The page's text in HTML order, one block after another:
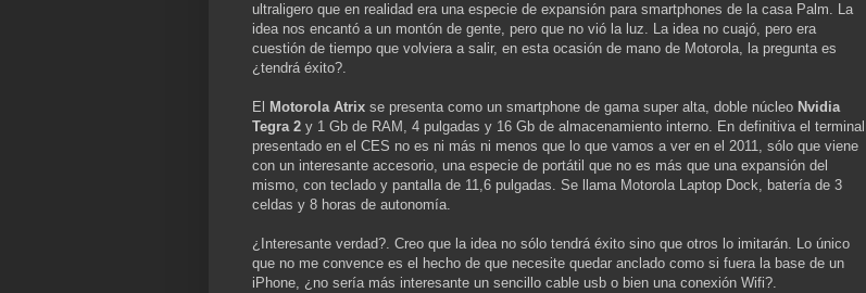
ultraligero que en realidad era una especie de expansión para smartphones de la casa Palm. La
idea nos encantó a un montón de gente, pero que no vió la luz. La idea no cuajó, pero era
cuestión de tiempo que volviera a salir, en esta ocasión de mano de Motorola, la pregunta es
¿tendrá éxito?.
El Motorola Atrix se presenta como un smartphone de gama super alta, doble núcleo Nvidia
Tegra 2 y 1 Gb de RAM, 4 pulgadas y 16 Gb de almacenamiento interno. En definitiva el terminal
presentado en el CES no es ni más ni menos que lo que vamos a ver en el 2011, sólo que viene
con un interesante accesorio, una especie de portátil que no es más que una expansión del
mismo, con teclado y pantalla de 11,6 pulgadas. Se llama Motorola Laptop Dock, batería de 3
celdas y 8 horas de autonomía.
¿Interesante verdad?. Creo que la idea no sólo tendrá éxito sino que otros lo imitarán. Lo único
que no me convence es el hecho de que necesite quedar anclado como si fuera la base de un
iPhone, ¿no sería más interesante un sencillo cable usb o bien una conexión Wifi?.